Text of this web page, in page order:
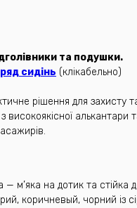
та подушки.
сидінь (клікабельно)
рішення для захисту
алькантари
— м’яка на дотик та стійка
коричневый, чорний із